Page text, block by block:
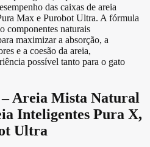
das caixas de areia
Max e Purobot Ultra. A fórmula
componentes naturais
maximizar a absorção, a
e a coesão da areia,
possível tanto para o gato
Areia Mista Natural
Inteligentes Pura X,
Ultra